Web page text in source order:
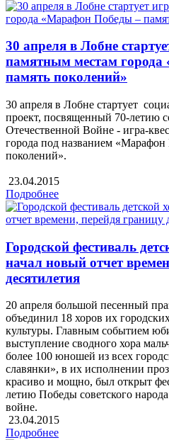
30 апреля в Лобне
памятным местам
память поколений»
30 апреля в Лобне стартует
проект, посвященный 70-летию
Отечественной Войне - игра-
города под названием
поколений».
23.04.2015
Подробнее
Городской фестиваль
начал новый отчет
десятилетия
20 апреля большой песенный
объединил 18 хоров их
культуры. Главным событием
выступление сводного хора
более 100 юношей из всех
славянки», в их исполнении
красиво и мощно, был открыт
летию Победы советского
войне.
23.04.2015
Подробнее